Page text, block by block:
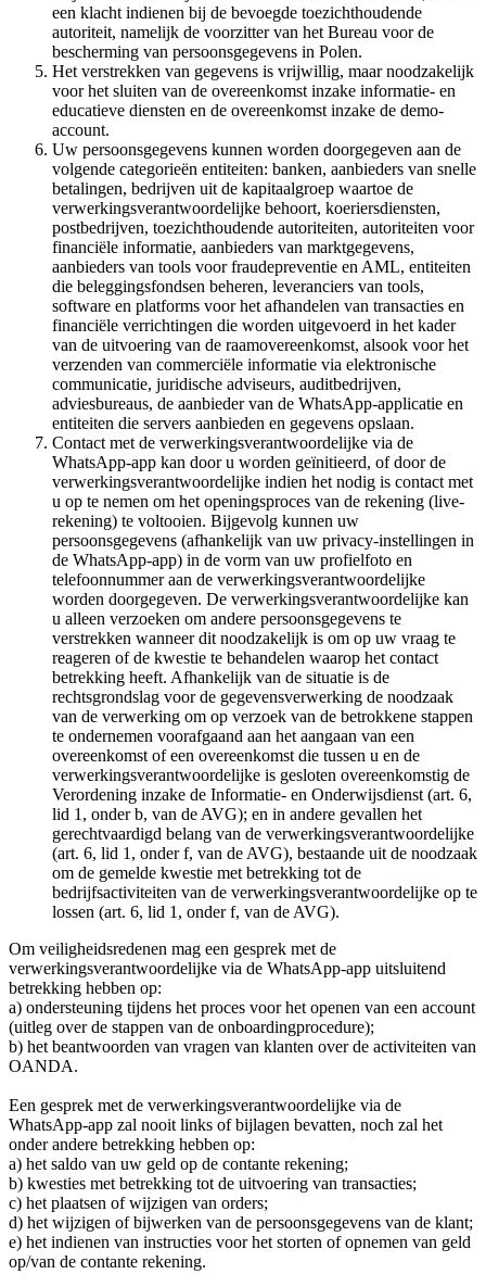
een klacht indienen bij de bevoegde toezichthoudende
autoriteit, namelijk de voorzitter van het Bureau voor de
bescherming van persoonsgegevens in Polen.
Het verstrekken van gegevens is vrijwillig, maar noodzakelijk
voor het sluiten van de overeenkomst inzake informatie- en
educatieve diensten en de overeenkomst inzake de demo-
account.
Uw persoonsgegevens kunnen worden doorgegeven aan de
volgende categorieën entiteiten: banken, aanbieders van snelle
betalingen, bedrijven uit de kapitaalgroep waartoe de
verwerkingsverantwoordelijke behoort, koeriersdiensten,
postbedrijven, toezichthoudende autoriteiten, autoriteiten voor
financiële informatie, aanbieders van marktgegevens,
aanbieders van tools voor fraudepreventie en AML, entiteiten
die beleggingsfondsen beheren, leveranciers van tools,
software en platforms voor het afhandelen van transacties en
financiële verrichtingen die worden uitgevoerd in het kader
van de uitvoering van de raamovereenkomst, alsook voor het
verzenden van commerciële informatie via elektronische
communicatie, juridische adviseurs, auditbedrijven,
adviesbureaus, de aanbieder van de WhatsApp-applicatie en
entiteiten die servers aanbieden en gegevens opslaan.
Contact met de verwerkingsverantwoordelijke via de
WhatsApp-app kan door u worden geïnitieerd, of door de
verwerkingsverantwoordelijke indien het nodig is contact met
u op te nemen om het openingsproces van de rekening (live-
rekening) te voltooien. Bijgevolg kunnen uw
persoonsgegevens (afhankelijk van uw privacy-instellingen in
de WhatsApp-app) in de vorm van uw profielfoto en
telefoonnummer aan de verwerkingsverantwoordelijke
worden doorgegeven. De verwerkingsverantwoordelijke kan
u alleen verzoeken om andere persoonsgegevens te
verstrekken wanneer dit noodzakelijk is om op uw vraag te
reageren of de kwestie te behandelen waarop het contact
betrekking heeft. Afhankelijk van de situatie is de
rechtsgrondslag voor de gegevensverwerking de noodzaak
van de verwerking om op verzoek van de betrokkene stappen
te ondernemen voorafgaand aan het aangaan van een
overeenkomst of een overeenkomst die tussen u en de
verwerkingsverantwoordelijke is gesloten overeenkomstig de
Verordening inzake de Informatie- en Onderwijsdienst (art. 6,
lid 1, onder b, van de AVG); en in andere gevallen het
gerechtvaardigd belang van de verwerkingsverantwoordelijke
(art. 6, lid 1, onder f, van de AVG), bestaande uit de noodzaak
om de gemelde kwestie met betrekking tot de
bedrijfsactiviteiten van de verwerkingsverantwoordelijke op te
lossen (art. 6, lid 1, onder f, van de AVG).
Om veiligheidsredenen mag een gesprek met de
verwerkingsverantwoordelijke via de WhatsApp-app uitsluitend
betrekking hebben op:
a) ondersteuning tijdens het proces voor het openen van een account
(uitleg over de stappen van de onboardingprocedure);
b) het beantwoorden van vragen van klanten over de activiteiten van
OANDA.
Een gesprek met de verwerkingsverantwoordelijke via de
WhatsApp-app zal nooit links of bijlagen bevatten, noch zal het
onder andere betrekking hebben op:
a) het saldo van uw geld op de contante rekening;
b) kwesties met betrekking tot de uitvoering van transacties;
c) het plaatsen of wijzigen van orders;
d) het wijzigen of bijwerken van de persoonsgegevens van de klant;
e) het indienen van instructies voor het storten of opnemen van geld
op/van de contante rekening.